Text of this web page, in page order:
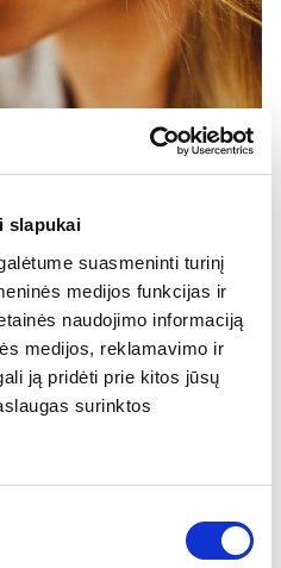
slapukai
suasmeninti turinį
medijos funkcijas ir
naudojimo informaciją
medijos, reklamavimo ir
ją pridėti prie kitos jūsų
surinktos
2023-04-07